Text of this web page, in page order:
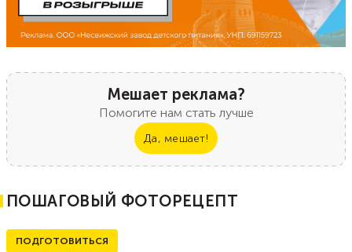
Мешает реклама?
Помогите нам стать лучше
Да, мешает!
ПОШАГОВЫЙ ФОТОРЕЦЕПТ
ПОДГОТОВИТЬСЯ